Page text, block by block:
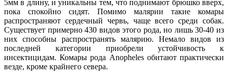
5мм в длину, и уникальны тем, что поднимают брюшко вверх,
пока спокойно сидят. Помимо малярии такие комары
распространяют сердечный червь, чаще всего среди собак.
Существует примерно 430 видов этого рода, но лишь 30-40 из
них способны распространять малярию. Немало видов из
последней категории приобрели устойчивость к
инсектицидам. Комары рода Anopheles обитают практически
везде, кроме крайнего севера.